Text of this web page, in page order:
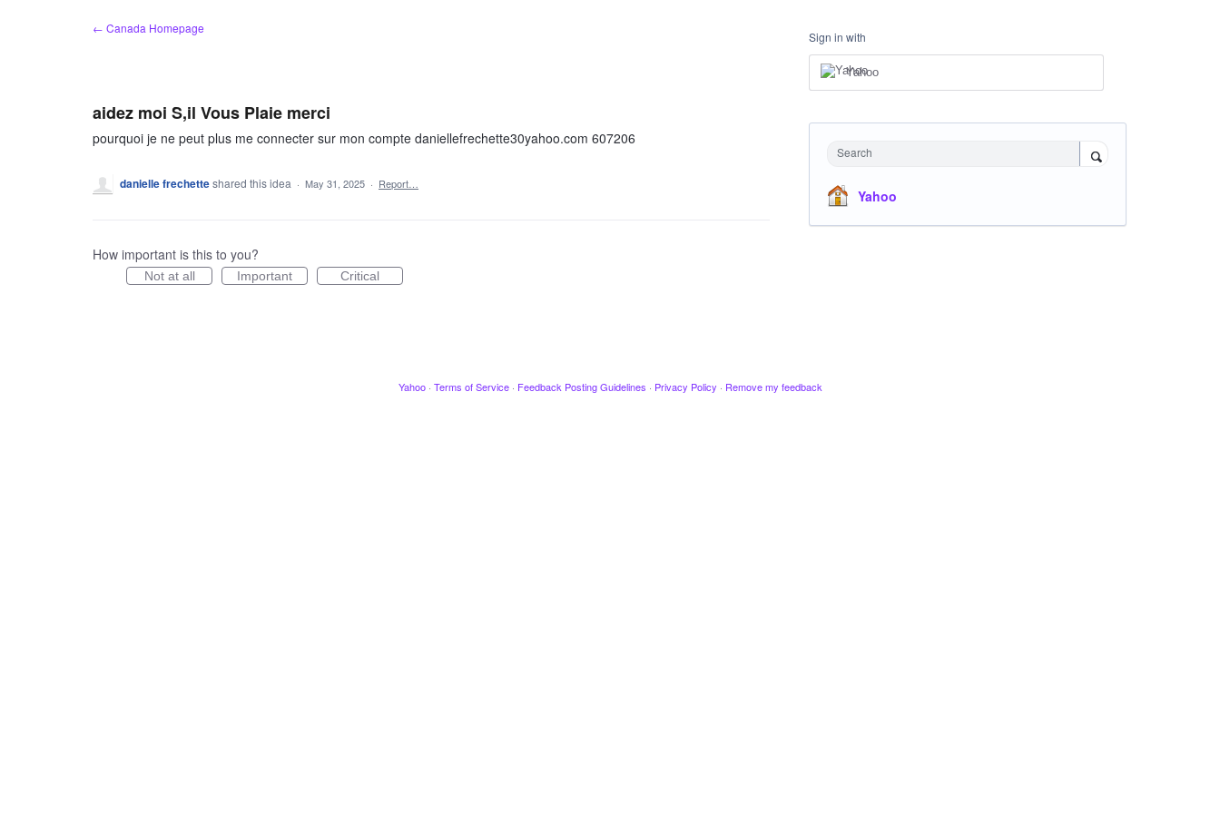
← Canada Homepage
aidez moi S,il Vous Plaie merci
pourquoi je ne peut plus me connecter sur mon compte daniellefrechette30yahoo.com 607206
danielle frechetteshared this idea · May 31, 2025 · Report…
How important is this to you?
Not at all Important Critical
Sign in with
Yahoo
Search
Yahoo
Yahoo · Terms of Service · Feedback Posting Guidelines · Privacy Policy · Remove my feedback